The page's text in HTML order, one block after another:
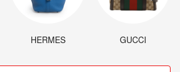
HERMES GUCCI